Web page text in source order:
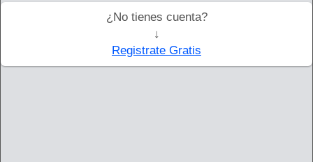
¿No tienes cuenta?
↓
Registrate Gratis